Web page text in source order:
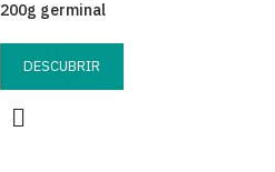
200g germinal
DESCUBRIR